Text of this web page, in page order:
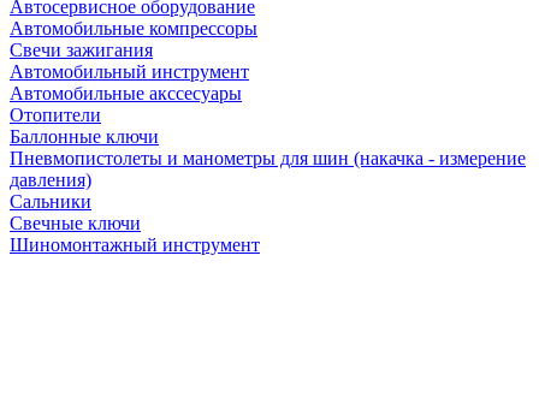
Автосервисное оборудование
Автомобильные компрессоры
Свечи зажигания
Автомобильный инструмент
Автомобильные акссесуары
Отопители
Баллонные ключи
Пневмопистолеты и манометры для шин (накачка - измерение
давления)
Сальники
Свечные ключи
Шиномонтажный инструмент